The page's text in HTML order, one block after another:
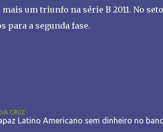
um triunfo na série B 2011. No
para a segunda fase.
CRUZ
Latino Americano sem dinheiro no